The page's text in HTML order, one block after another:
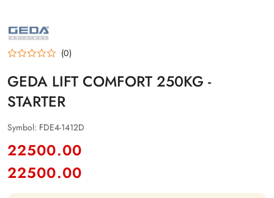
GEDA
(0)
GEDA LIFT COMFORT 250KG -
STARTER
Symbol: FDE4-1412D
cena:
22500.00
Cena:
22500.00